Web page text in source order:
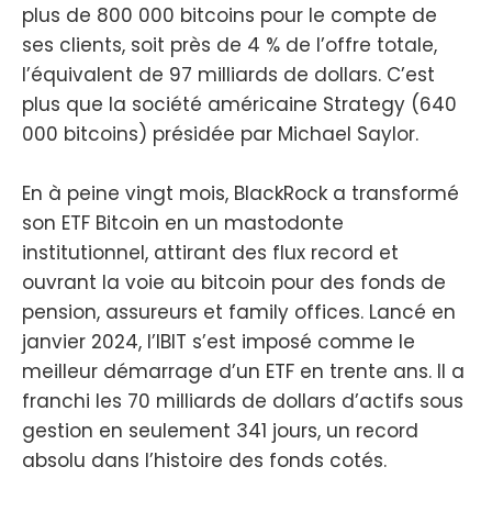
plus de 800 000 bitcoins pour le compte de
ses clients, soit près de 4 % de l’offre totale,
l’équivalent de 97 milliards de dollars. C’est
plus que la société américaine Strategy (640
000 bitcoins) présidée par Michael Saylor.
En à peine vingt mois, BlackRock a transformé
son ETF Bitcoin en un mastodonte
institutionnel, attirant des flux record et
ouvrant la voie au bitcoin pour des fonds de
pension, assureurs et family offices. Lancé en
janvier 2024, l’IBIT s’est imposé comme le
meilleur démarrage d’un ETF en trente ans. Il a
franchi les 70 milliards de dollars d’actifs sous
gestion en seulement 341 jours, un record
absolu dans l’histoire des fonds cotés.